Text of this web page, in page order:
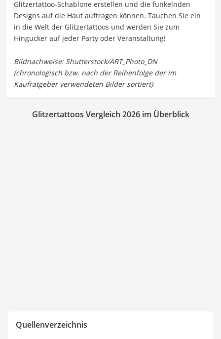
Glitzertattoo-Schablone erstellen und die funkelnden
Designs auf die Haut auftragen können. Tauchen Sie ein
in die Welt der Glitzertattoos und werden Sie zum
Hingucker auf jeder Party oder Veranstaltung!
Glitzertattoos Vergleich 2026 im Überblick
Quellenverzeichnis